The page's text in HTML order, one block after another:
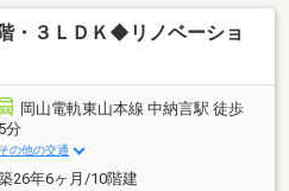
言」駅から徒歩4分フレスタ門
ーソン岡山門田屋敷店：徒歩5
分操山中学校：徒歩21分＼*株式
金相談OK！お客様に合った銀行
行は無料で対応いたします。ご
ートいたします。
・３ＬＤＫ◆リノベーショ
岡山電軌東山本線 中納言駅 徒歩
5分
その他の交通
26年6ヶ月/10階建